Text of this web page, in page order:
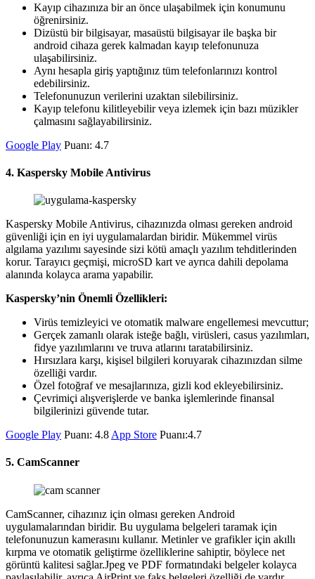
Kayıp cihazınıza bir an önce ulaşabilmek için konumunu
öğrenirsiniz.
Dizüstü bir bilgisayar, masaüstü bilgisayar ile başka bir
android cihaza gerek kalmadan kayıp telefonunuza
ulaşabilirsiniz.
Aynı hesapla giriş yaptığınız tüm telefonlarınızı kontrol
edebilirsiniz.
Telefonunuzun verilerini uzaktan silebilirsiniz.
Kayıp telefonu kilitleyebilir veya izlemek için bazı müzikler
çalmasını sağlayabilirsiniz.
Google Play Puanı: 4.7
4. Kaspersky Mobile Antivirus
Kaspersky Mobile Antivirus, cihazınızda olması gereken android
güvenliği için en iyi uygulamalardan biridir. Mükemmel virüs
algılama yazılımı sayesinde sizi kötü amaçlı yazılım tehditlerinden
korur. Tarayıcı geçmişi, microSD kart ve ayrıca dahili depolama
alanında kolayca arama yapabilir.
Kaspersky’nin Önemli Özellikleri:
Virüs temizleyici ve otomatik malware engellemesi mevcuttur;
Gerçek zamanlı olarak isteğe bağlı, virüsleri, casus yazılımları,
fidye yazılımlarını ve truva atlarını taratabilirsiniz.
Hırsızlara karşı, kişisel bilgileri koruyarak cihazınızdan silme
özelliği vardır.
Özel fotoğraf ve mesajlarınıza, gizli kod ekleyebilirsiniz.
Çevrimiçi alışverişlerde ve banka işlemlerinde finansal
bilgilerinizi güvende tutar.
Google Play Puanı: 4.8 App Store Puanı:4.7
5. CamScanner
CamScanner, cihazınız için olması gereken Android
uygulamalarından biridir. Bu uygulama belgeleri taramak için
telefonunuzun kamerasını kullanır. Metinler ve grafikler için akıllı
kırpma ve otomatik geliştirme özelliklerine sahiptir, böylece net
görüntü kalitesi sağlar.Jpeg ve PDF formatındaki belgeler kolayca